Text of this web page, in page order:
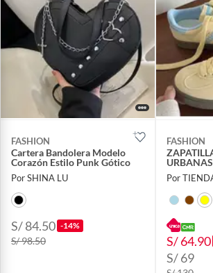
FASHION
Cartera Bandolera Modelo
Corazón Estilo Punk Gótico
Por SHINA LU
S/ 84.50 -14%
S/ 98.50
FASHION
URBANAS
Por
S/ 64.90
S/ 69